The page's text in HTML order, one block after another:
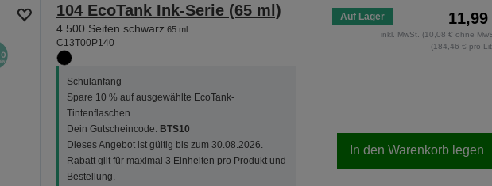
104 EcoTank Ink-Serie (65 ml)
4.500 Seiten schwarz 65 ml
C13T00P140
Schulanfang
Spare 10 % auf ausgewählte EcoTank-
Tintenflaschen.
Dein Gutscheincode: BTS10
Dieses Angebot ist gültig bis zum 30.08.2026.
Rabatt gilt für maximal 3 Einheiten pro Produkt und
Bestellung.
Auf Lager 11,99
inkl. MwSt. (10,08 € ohne
(184,46 € pro
In den Warenkorb legen